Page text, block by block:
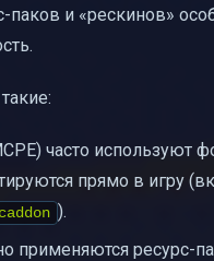
паков и «рескинов»
часто используют
прямо в игру
).
применяются ресурс-